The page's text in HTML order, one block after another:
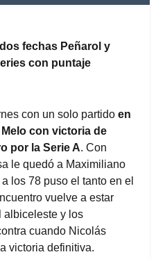
fechas Peñarol y
con puntaje
con un solo partidoen
con victoria de
por la Serie A. Con
le quedó a Maximiliano
los 78 puso el tanto en el
vuelve a estar
albiceleste y los
cuando Nicolás
victoria definitiva.